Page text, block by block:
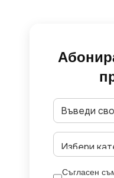
Съгласен